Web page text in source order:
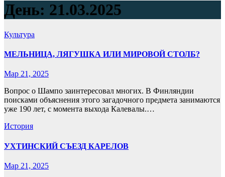
День: 21.03.2025
Культура
МЕЛЬНИЦА, ЛЯГУШКА ИЛИ МИРОВОЙ СТОЛБ?
Мар 21, 2025
Вопрос о Шампо заинтересовал многих. В Финляндии
поисками объяснения этого загадочного предмета занимаются
уже 190 лет, с момента выхода Калевалы.…
История
УХТИНСКИЙ СЪЕЗД КАРЕЛОВ
Мар 21, 2025